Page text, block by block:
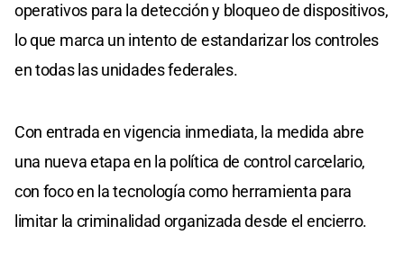
operativos para la detección y bloqueo de dispositivos,
lo que marca un intento de estandarizar los controles
en todas las unidades federales.
Con entrada en vigencia inmediata, la medida abre
una nueva etapa en la política de control carcelario,
con foco en la tecnología como herramienta para
limitar la criminalidad organizada desde el encierro.